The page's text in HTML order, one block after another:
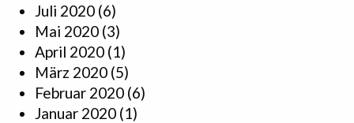
Juli 2020 (6)
Mai 2020 (3)
April 2020 (1)
März 2020 (5)
Februar 2020 (6)
Januar 2020 (1)